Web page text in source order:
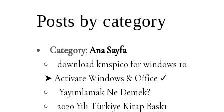
Posts by category
Category:Ana Sayfa
download kmspico for windows 10
➤ Activate Windows & Office ✓
Yayımlamak Ne Demek?
2020 Yılı Türkiye Kitap Baskı